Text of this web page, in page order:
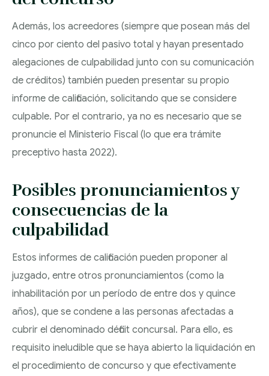
Además, los acreedores (siempre que posean más del
cinco por ciento del pasivo total y hayan presentado
alegaciones de culpabilidad junto con su comunicación
de créditos) también pueden presentar su propio
informe de calificación, solicitando que se considere
culpable. Por el contrario, ya no es necesario que se
pronuncie el Ministerio Fiscal (lo que era trámite
preceptivo hasta 2022).
Posibles pronunciamientos y
consecuencias de la
culpabilidad
Estos informes de calificación pueden proponer al
juzgado, entre otros pronunciamientos (como la
inhabilitación por un período de entre dos y quince
años), que se condene a las personas afectadas a
cubrir el denominado déficit concursal. Para ello, es
requisito ineludible que se haya abierto la liquidación en
el procedimiento de concurso y que efectivamente